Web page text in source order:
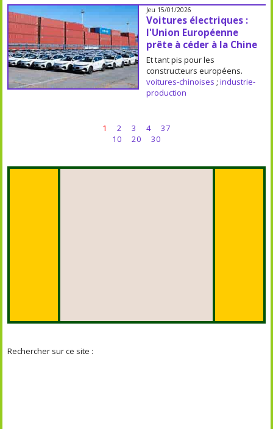
Jeu 15/01/2026
Voitures électriques :
l'Union Européenne
prête à céder à la Chine
Et tant pis pour les
constructeurs européens.
voitures-chinoises ; industrie-
production
1 2 3 4
37
10
20 30
Rechercher sur ce site :